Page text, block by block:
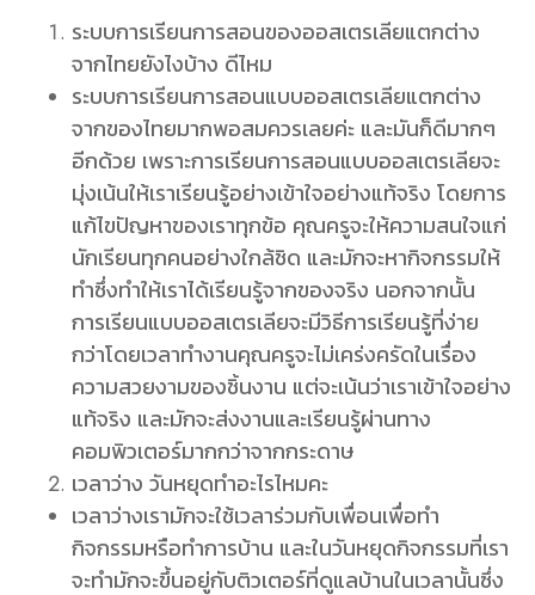
ระบบการเรียนการสอนของออสเตรเลียแตกต่าง
จากไทยยังไงบ้าง ดีไหม
ระบบการเรียนการสอนแบบออสเตรเลียแตกต่าง
จากของไทยมากพอสมควรเลยค่ะ และมันก็ดีมากๆ
อีกด้วย เพราะการเรียนการสอนแบบออสเตรเลียจะ
มุ่งเน้นให้เราเรียนรู้อย่างเข้าใจอย่างแท้จริง โดยการ
แก้ไขปัญหาของเราทุกข้อ คุณครูจะให้ความสนใจแก่
นักเรียนทุกคนอย่างใกล้ชิด และมักจะหากิจกรรมให้
ทำซึ่งทำให้เราได้เรียนรู้จากของจริง นอกจากนั้น
การเรียนแบบออสเตรเลียจะมีวิธีการเรียนรู้ที่ง่าย
กว่าโดยเวลาทำงานคุณครูจะไม่เคร่งครัดในเรื่อง
ความสวยงามของชิ้นงาน แต่จะเน้นว่าเราเข้าใจอย่าง
แท้จริง และมักจะส่งงานและเรียนรู้ผ่านทาง
คอมพิวเตอร์มากกว่าจากกระดาษ
เวลาว่าง วันหยุดทำอะไรไหมคะ
เวลาว่างเรามักจะใช้เวลาร่วมกับเพื่อนเพื่อทำ
กิจกรรมหรือทำการบ้าน และในวันหยุดกิจกรรมที่เรา
จะทำมักจะขึ้นอยู่กับติวเตอร์ที่ดูแลบ้านในเวลานั้นซึ่ง